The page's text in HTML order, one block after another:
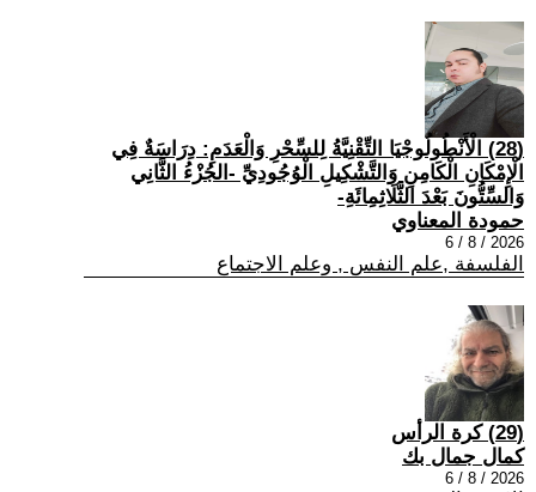
(28) الْأَنْطُولُوجْيَا التِّقْنِيَّةُ لِلسِّحْرِ وَالْعَدَمِ: دِرَاسَةٌ فِي
الْإِمْكَانِ الْكَامِنِ وَالتَّشْكِيلِ الْوُجُودِيِّ -الجُزْءُ الثَّانِي
وَالسِّتُّونَ بَعْدَ الثَّلَاثِمِائَةِ-
حمودة المعناوي
2026 / 8 / 6
الفلسفة ,علم النفس , وعلم الاجتماع
(29) كرة الرأس
كمال جمال بك
2026 / 8 / 6